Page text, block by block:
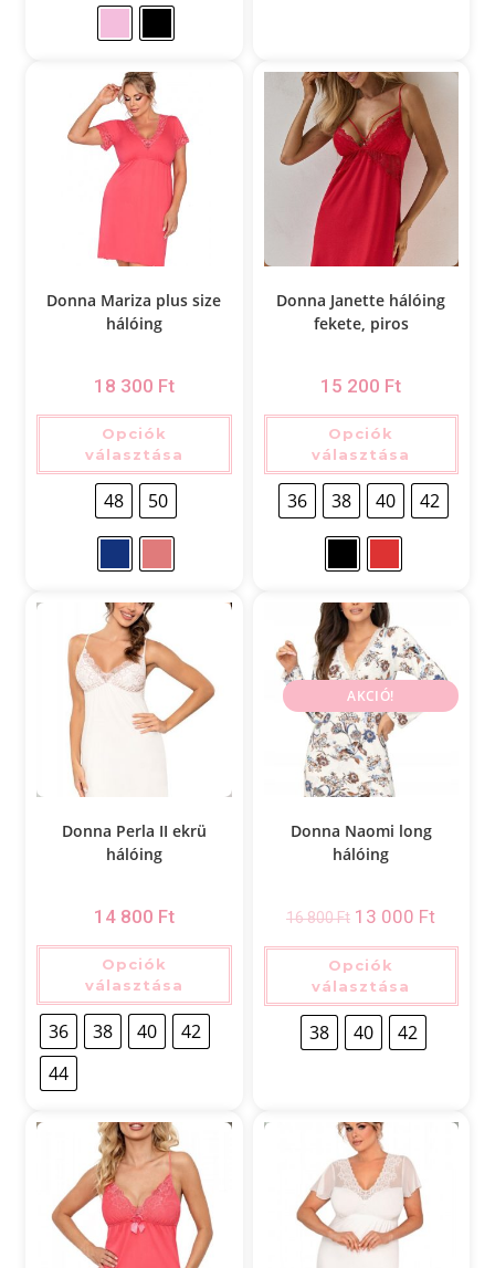
Donna Mariza plus size
hálóing
18 300 Ft
Opciók
választása
48 50
Donna Janette hálóing
fekete, piros
15 200 Ft
Opciók
választása
36 38 40 42
Donna Perla II ekrü
hálóing
14 800 Ft
Opciók
választása
36 38 40
42
44
AKCIÓ!
Donna Naomi long
hálóing
16 800Ft 13 000 Ft
Opciók
választása
38 40 42